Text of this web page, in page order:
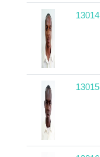
13014
13015